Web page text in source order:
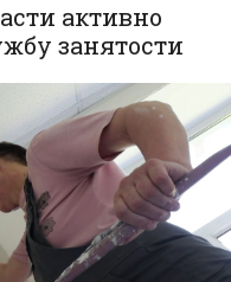
активно
занятости